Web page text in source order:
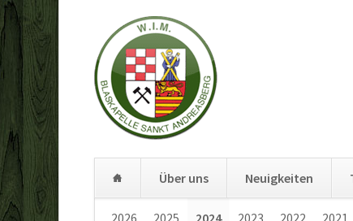
Über uns Neuigkeiten
2026 2025 2024 2023 2022 2021